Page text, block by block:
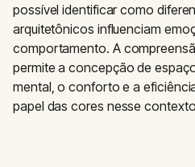
possível identificar como
arquitetônicos influenciam
comportamento. A
permite a concepção de
mental, o conforto e a
papel das cores nesse